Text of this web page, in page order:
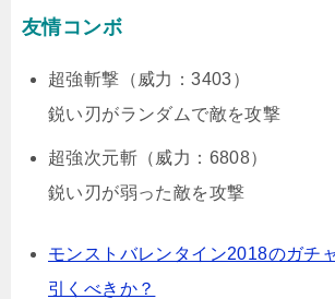
友情コンボ
超強斬撃（威力：3403）
鋭い刃がランダムで敵を攻撃
超強次元斬（威力：6808）
鋭い刃が弱った敵を攻撃
モンストバレンタイン2018のガチ
引くべきか？